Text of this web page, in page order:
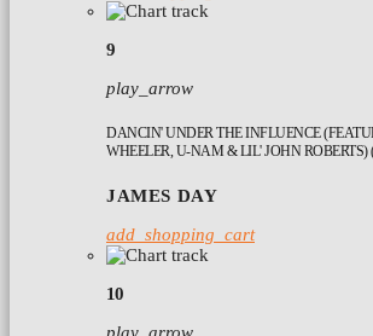
9
play_arrow
DANCIN' UNDER THE INFLUENCE
WHEELER, U-NAM & LIL' JOHN
JAMES DAY
add_shopping_cart
10
play_arrow